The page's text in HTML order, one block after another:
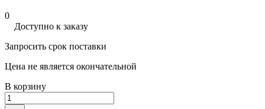
0
Доступно к заказу
Запросить срок поставки
Цена не является окончательной
В корзину